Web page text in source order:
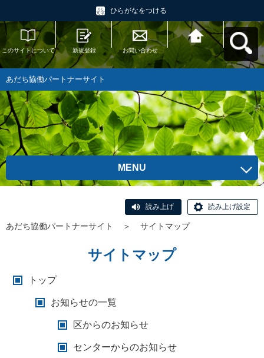
ひらがなをつける
このサイトについて 新規登録 お問い合わせ
あだち協働パートナ
ーサイトへ戻る
あだち協働パートナーサイト
MENU
読み上げ 読み上げ設定
あだち協働パートナーサイト ＞ サイトマップ
サイトマップ
トップ
お知らせの一覧
区からのお知らせ
センターからのお知らせ